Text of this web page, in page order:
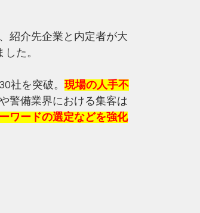
紹介先企業と内定者が大
た。
社を突破。 現場の人手不
警備業界における集客は
ワードの選定などを強化